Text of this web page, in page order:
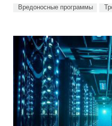
Вредоносные программы